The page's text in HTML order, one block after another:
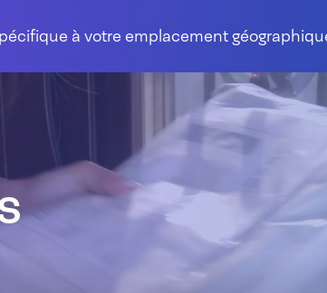
à votre emplacement